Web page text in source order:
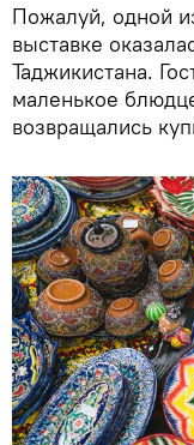
Пожалуй, одной
выставке
Таджикистана.
маленькое
возвращались